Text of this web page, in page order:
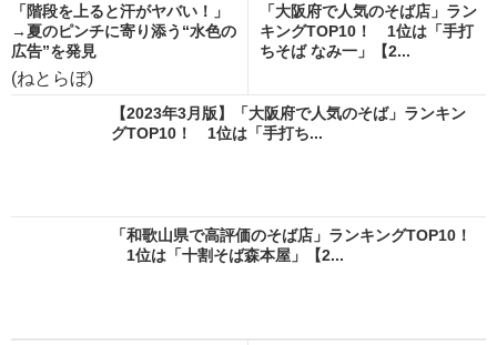
「階段を上ると汗がヤバい！」
→夏のピンチに寄り添う“水色の
広告”を発見
(ねとらぼ)
「大阪府で人気のそば店」ラン
キングTOP10！ 1位は「手打
ちそば なみ一」【2...
【2023年3月版】「大阪府で人気のそば」ランキン
グTOP10！ 1位は「手打ち...
「和歌山県で高評価のそば店」ランキングTOP10！
1位は「十割そば森本屋」【2...